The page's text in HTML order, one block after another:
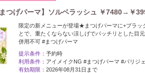
つげパーマ】ソルベラッシュ ￥7480→￥
限定の新メニューが登場★まつげパーマに+ブラッ
とで、重たくならない涼しげでパッチリとした目
併用不可 #まつげパーマ
提示条件： 予約時
利用条件： アイメイクNG #まつげパーマ #パリジ
有効期限： 2026年08月31日まで